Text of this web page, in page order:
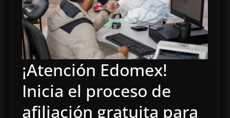
¡Atención Edomex!
Inicia el proceso de
afiliación gratuita para